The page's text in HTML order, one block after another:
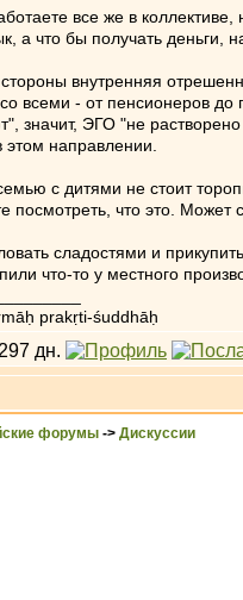
все же в
а что бы получать деньги,
внутренняя
всеми - от пенсионеров
значит, ЭГО "не
этом направлении.
с дитями не стоит
посмотреть, что это. Может
сладостями и
что-то у местного
prakṛti-śuddhāḥ
форумы -> Дискуссии